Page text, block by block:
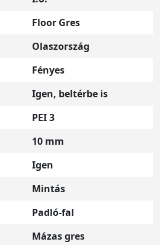
Floor Gres
Olaszország
Fényes
Igen, beltérbe is
PEI 3
10 mm
Igen
Mintás
Padló-fal
Mázas gres